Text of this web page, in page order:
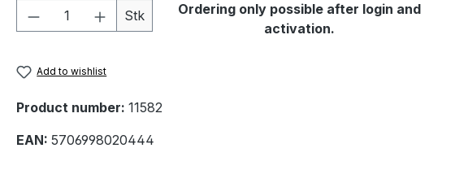
Product Quantity: Enter the desired amount
Stk
Ordering only possible after login and
activation.
Add to wishlist
Product number: 11582
EAN: 5706998020444